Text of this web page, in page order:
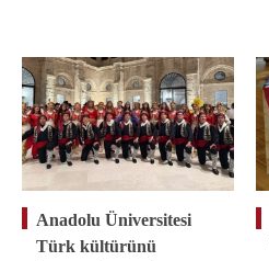
Anadolu Üniversitesi
Türk kültürünü